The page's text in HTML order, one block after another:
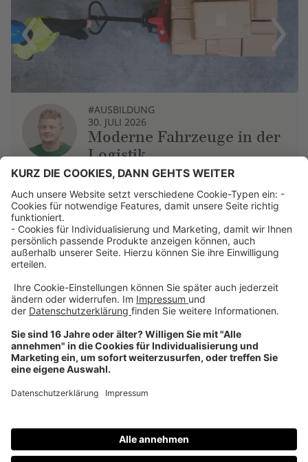
Previous
#AUSBILDUNG
30. JULI 2026
Moderne Fahrzeuge in der
Logistik
Next
Über uns
Dehner Unternehmen
Jobs bei Dehner
Kontakt & Rechtliches